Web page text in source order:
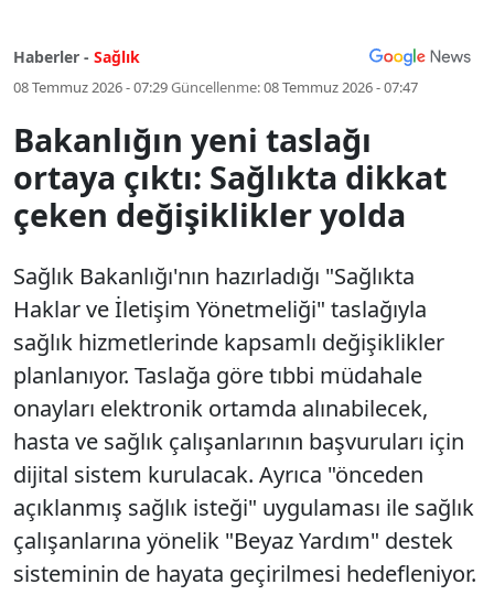
Haberler - Sağlık
08 Temmuz 2026 - 07:29Güncellenme:08 Temmuz 2026 - 07:47
Bakanlığın yeni taslağı
ortaya çıktı: Sağlıkta dikkat
çeken değişiklikler yolda
Sağlık Bakanlığı'nın hazırladığı "Sağlıkta
Haklar ve İletişim Yönetmeliği" taslağıyla
sağlık hizmetlerinde kapsamlı değişiklikler
planlanıyor. Taslağa göre tıbbi müdahale
onayları elektronik ortamda alınabilecek,
hasta ve sağlık çalışanlarının başvuruları için
dijital sistem kurulacak. Ayrıca "önceden
açıklanmış sağlık isteği" uygulaması ile sağlık
çalışanlarına yönelik "Beyaz Yardım" destek
sisteminin de hayata geçirilmesi hedefleniyor.